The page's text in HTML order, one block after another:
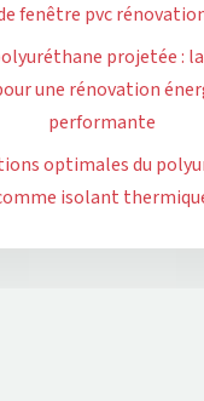
fenêtre pvc
projetée :
une rénovation
performante
optimales du
isolant